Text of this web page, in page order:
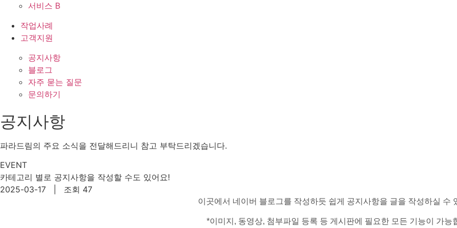
서비스 B
작업사례
고객지원
공지사항
블로그
자주 묻는 질문
문의하기
공지사항
파라드림의 주요 소식을 전달해드리니 참고 부탁드리겠습니다.
EVENT
카테고리 별로 공지사항을 작성할 수도 있어요!
2025-03-17 | 조회 47
이곳에서 네이버 블로그를 작성하듯 쉽게 공지사항을 글을 작성하실 수
*이미지, 동영상, 첨부파일 등록 등 게시판에 필요한 모든 기능이 가능